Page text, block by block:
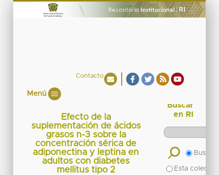
Contacto
Menú
Efecto de la
suplementación de ácidos
grasos n-3 sobre la
concentración sérica de
adiponectina y leptina en
adultos con diabetes
mellitus tipo 2
Buscar
en RI
Buscar
Esta